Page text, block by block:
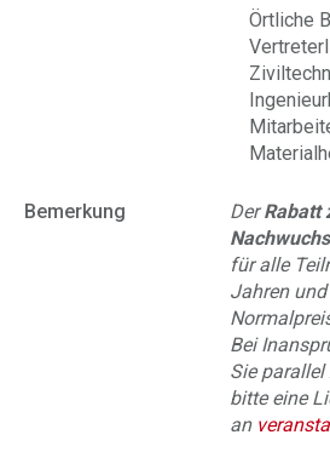
Örtliche
Bemerkung DerRabatt
für alle
Jahren
Bei
Sie
bitte eine
an